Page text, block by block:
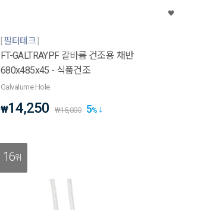
필터테크
FT-GALTRAYPF 갈바륨 건조용 채반
680x485x45 - 식품건조
Galvalume Hole
₩14,250 ₩15,000 5%
16위